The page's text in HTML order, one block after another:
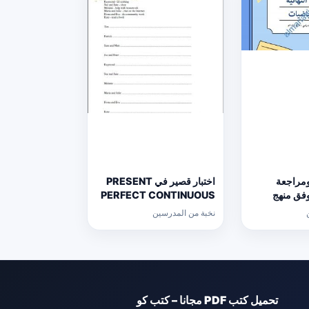
وفق منهج
اختبار قصير في PRESENT
PERFECT CONTINUOUS
(لغة انجليزية) حلقة ثانية
نخبة من المدرسين
تحميل كتب PDF مجانا – كتب كو